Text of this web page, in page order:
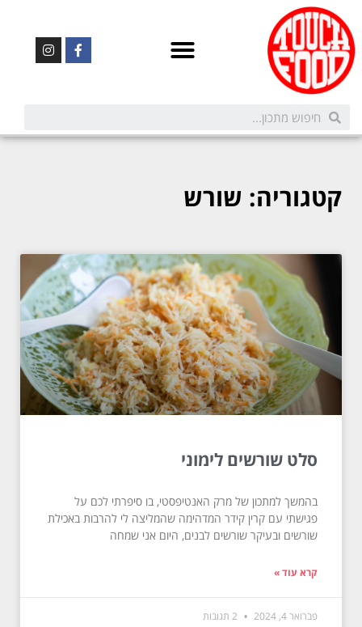
קטגוריה: שורש
סלט שורשים לימוני
בהמשך למתכון של מרק האנטיפסטי, בו סיפרתי לכם על
פגישתי עם קרין קידר המדהימה שהמליצה לי להרבות באכילת
שורשים ובעיקר שורשים לבנים, היום אני שמחה
קרא עוד »
פברואר 4, 2024